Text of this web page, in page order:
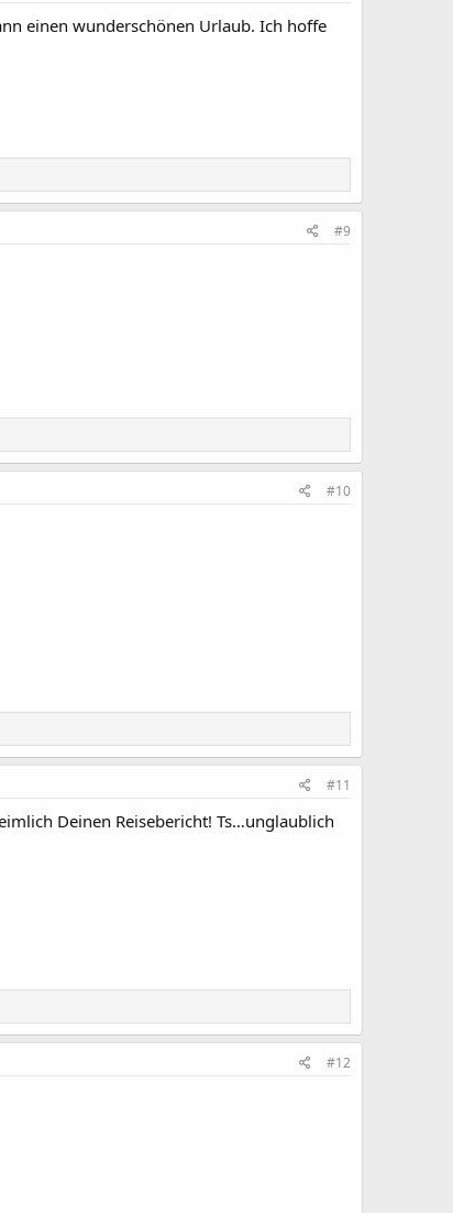
einen wunderschönen Urlaub. Ich hoffe
#9
#10
#11
Deinen Reisebericht! Ts…unglaublich
#12